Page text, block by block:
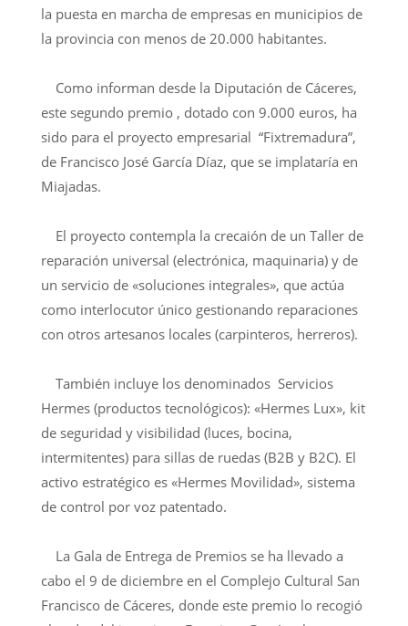
la puesta en marcha de empresas en municipios de
la provincia con menos de 20.000 habitantes.
Como informan desde la Diputación de Cáceres,
este segundo premio , dotado con 9.000 euros, ha
sido para el proyecto empresarial “Fixtremadura”,
de Francisco José García Díaz, que se implataría en
Miajadas.
El proyecto contempla la crecaión de un Taller de
reparación universal (electrónica, maquinaria) y de
un servicio de «soluciones integrales», que actúa
como interlocutor único gestionando reparaciones
con otros artesanos locales (carpinteros, herreros).
También incluye los denominados Servicios
Hermes (productos tecnológicos): «Hermes Lux», kit
de seguridad y visibilidad (luces, bocina,
intermitentes) para sillas de ruedas (B2B y B2C). El
activo estratégico es «Hermes Movilidad», sistema
de control por voz patentado.
La Gala de Entrega de Premios se ha llevado a
cabo el 9 de diciembre en el Complejo Cultural San
Francisco de Cáceres, donde este premio lo recogió